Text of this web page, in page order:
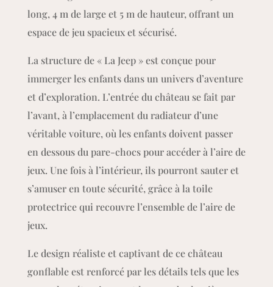
Partez en mission avec « La Jeep » : un château
gonflable à l’effigie d’un véhicule militaire pour
des aventures passionnantes et sécurisées !
Offrez aux enfants une expérience unique avec le
château gonflable « La Jeep », un château
représentant une imposante jeep de couleur
camouflage militaire. Ce château mesure 5 m de
long, 4 m de large et 5 m de hauteur, offrant un
espace de jeu spacieux et sécurisé.
La structure de « La Jeep » est conçue pour
immerger les enfants dans un univers d’aventure
et d’exploration. L’entrée du château se fait par
véritable voiture, où les enfants doivent passer
en dessous du pare-chocs pour accéder à l’aire de